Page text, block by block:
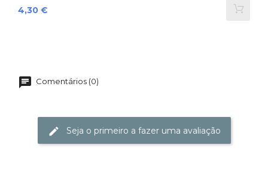
Preço
4,30 €
Comentários (0)
Seja o primeiro a fazer uma avaliação